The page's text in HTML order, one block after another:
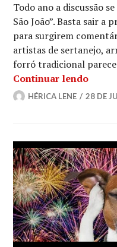
Todo ano a discussão
São João”. Basta sair a
para surgirem
artistas de sertanejo,
forró tradicional
Continuar lendoAinda
HÉRICA LENE 28 DE